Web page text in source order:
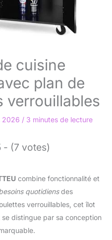
cuisine
plan de
verrouillables
2026 / 3 minutes de lecture
- (7 votes)
combine fonctionnalité et
quotidiensdes
verrouillables, cet îlot
se distingue par sa conception